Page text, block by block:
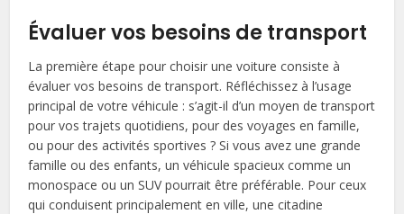
Évaluer vos besoins de transport
La première étape pour choisir une voiture consiste à
évaluer vos besoins de transport. Réfléchissez à l’usage
principal de votre véhicule : s’agit-il d’un moyen de transport
pour vos trajets quotidiens, pour des voyages en famille,
ou pour des activités sportives ? Si vous avez une grande
famille ou des enfants, un véhicule spacieux comme un
monospace ou un SUV pourrait être préférable. Pour ceux
qui conduisent principalement en ville, une citadine